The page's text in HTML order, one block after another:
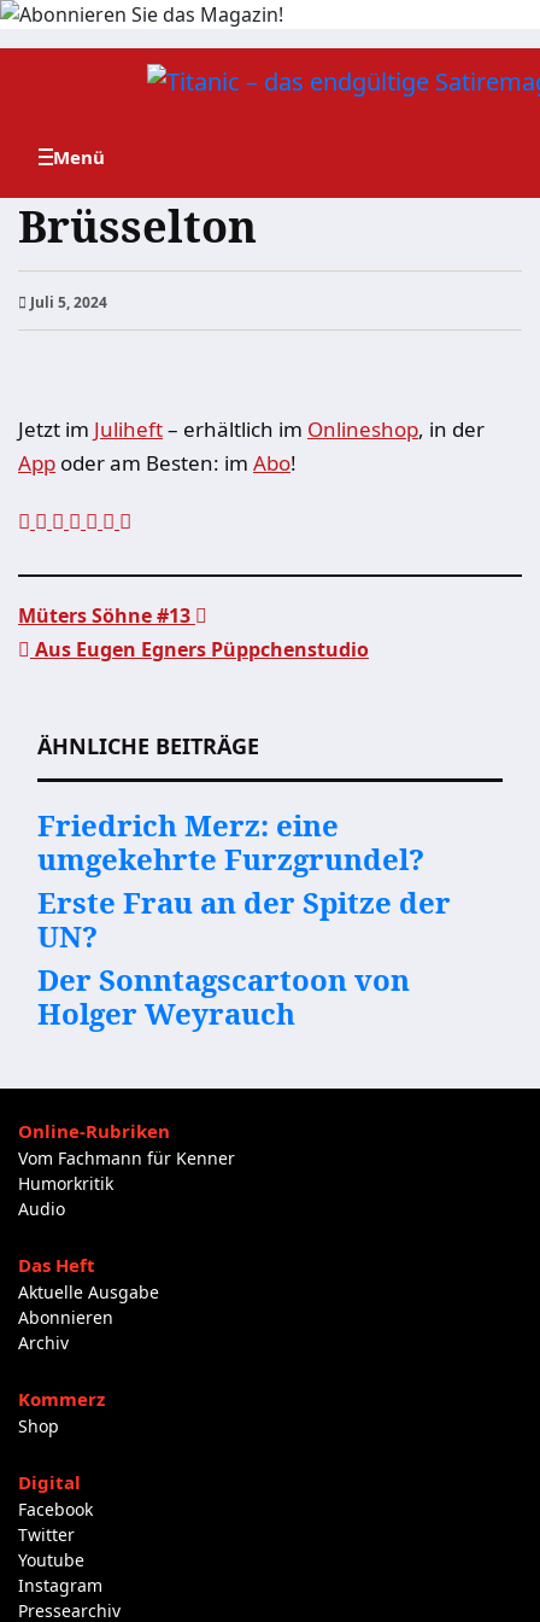
Zum
Brüsselton
Juli 5, 2024
Jetzt im Juliheft– erhältlich im Onlineshop, in der
App oder am Besten: im Abo!
Müters Söhne #13
Aus Eugen Egners Püppchenstudio
ÄHNLICHE BEITRÄGE
Friedrich Merz: eine
umgekehrte Furzgrundel?
Erste Frau an der Spitze der
UN?
Der Sonntagscartoon von
Holger Weyrauch
Online-Rubriken
Vom Fachmann für Kenner
Humorkritik
Audio
Das Heft
Aktuelle Ausgabe
Abonnieren
Archiv
Kommerz
Shop
Digital
Facebook
Twitter
Youtube
Instagram
Pressearchiv